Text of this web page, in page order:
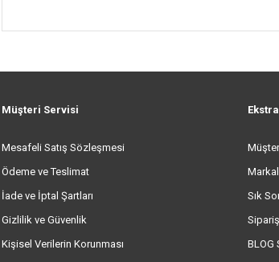
Müşteri Servisi
Mesafeli Satış Sözleşmesi
Ödeme ve Teslimat
İade ve İptal Şartları
Gizlilik ve Güvenlik
Kişisel Verilerin Korunması
Sık
BLOG